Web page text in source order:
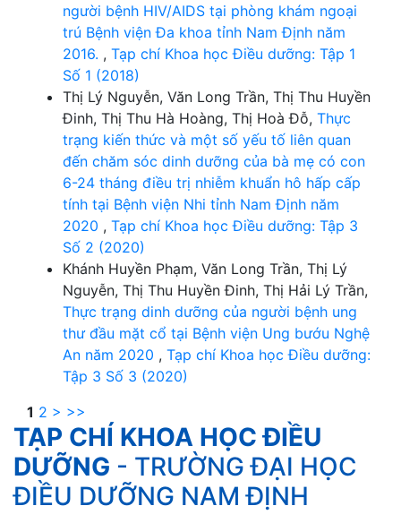
người bệnh HIV/AIDS tại phòng khám ngoại
trú Bệnh viện Đa khoa tỉnh Nam Định năm
2016. , Tạp chí Khoa học Điều dưỡng: Tập 1
Số 1 (2018)
Thị Lý Nguyễn, Văn Long Trần, Thị Thu Huyền
Đinh, Thị Thu Hà Hoàng, Thị Hoà Đỗ, Thực
trạng kiến thức và một số yếu tố liên quan
đến chăm sóc dinh dưỡng của bà mẹ có con
6-24 tháng điều trị nhiễm khuẩn hô hấp cấp
tính tại Bệnh viện Nhi tỉnh Nam Định năm
2020 , Tạp chí Khoa học Điều dưỡng: Tập 3
Số 2 (2020)
Khánh Huyền Phạm, Văn Long Trần, Thị Lý
Nguyễn, Thị Thu Huyền Đinh, Thị Hải Lý Trần,
Thực trạng dinh dưỡng của người bệnh ung
thư đầu mặt cổ tại Bệnh viện Ung bướu Nghệ
An năm 2020 , Tạp chí Khoa học Điều dưỡng:
Tập 3 Số 3 (2020)
1 2 > >>
TẠP CHÍ KHOA HỌC ĐIỀU
DƯỠNG - TRƯỜNG ĐẠI HỌC
ĐIỀU DƯỠNG NAM ĐỊNH